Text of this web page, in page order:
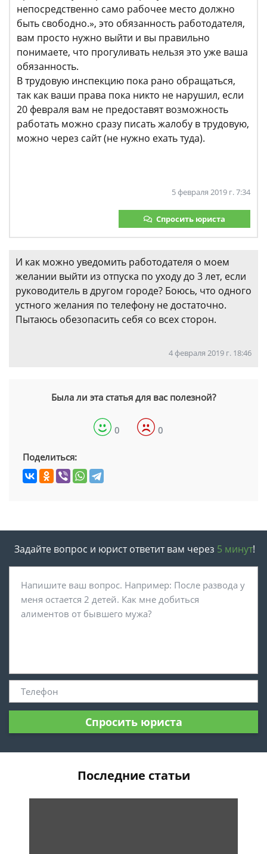
непосредственно само рабочее место должно
быть свободно.», это обязанность работодателя,
вам просто нужно выйти и вы правильно
понимаете, что прогуливать нельзя это уже ваша
обязанность.
В трудовую инспекцию пока рано обращаться,
так как ваши права пока никто не нарушил, если
20 февраля вам не предоставят возможность
работать можно сразу писать жалобу в трудовую,
можно через сайт (не нужно ехать туда).
5 февраля 2019 г. 7:34
Спросить юриста
И как можно уведомить работодателя о моем
желании выйти из отпуска по уходу до 3 лет, если
руководитель в другом городе? Боюсь, что одного
устного желания по телефону не достаточно.
Пытаюсь обезопасить себя со всех сторон.
4 февраля 2019 г. 18:46
Была ли эта статья для вас полезной?
0 0
Поделиться:
Задайте вопрос и юрист ответит вам через 5 минут!
Спросить юриста
Последние статьи